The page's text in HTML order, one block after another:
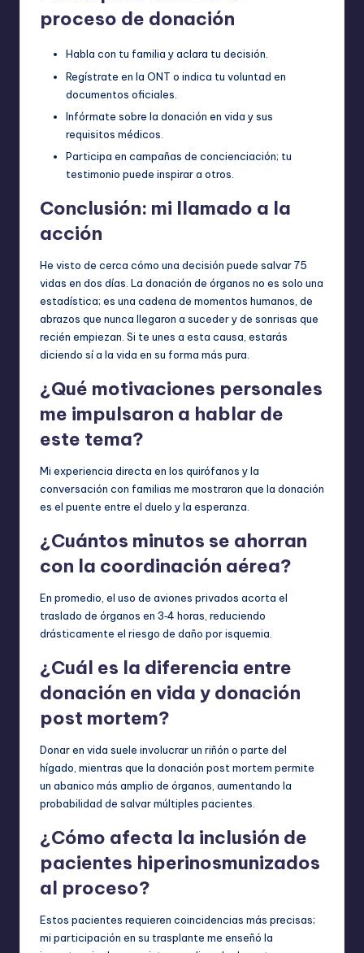
proceso de donación
Habla con tu familia y aclara tu decisión.
Regístrate en la ONT o indica tu voluntad en
documentos oficiales.
Infórmate sobre la donación en vida y sus
requisitos médicos.
Participa en campañas de concienciación; tu
testimonio puede inspirar a otros.
Conclusión: mi llamado a la
acción
He visto de cerca cómo una decisión puede salvar 75
vidas en dos días. La donación de órganos no es solo una
estadística; es una cadena de momentos humanos, de
abrazos que nunca llegaron a suceder y de sonrisas que
recién empiezan. Si te unes a esta causa, estarás
diciendo sí a la vida en su forma más pura.
¿Qué motivaciones personales
me impulsaron a hablar de
este tema?
Mi experiencia directa en los quirófanos y la
conversación con familias me mostraron que la donación
es el puente entre el duelo y la esperanza.
¿Cuántos minutos se ahorran
con la coordinación aérea?
En promedio, el uso de aviones privados acorta el
traslado de órganos en 3‑4 horas, reduciendo
drásticamente el riesgo de daño por isquemia.
¿Cuál es la diferencia entre
donación en vida y donación
post mortem?
Donar en vida suele involucrar un riñón o parte del
hígado, mientras que la donación post mortem permite
un abanico más amplio de órganos, aumentando la
probabilidad de salvar múltiples pacientes.
¿Cómo afecta la inclusión de
pacientes hiperinosmunizados
al proceso?
Estos pacientes requieren coincidencias más precisas;
mi participación en su trasplante me enseñó la